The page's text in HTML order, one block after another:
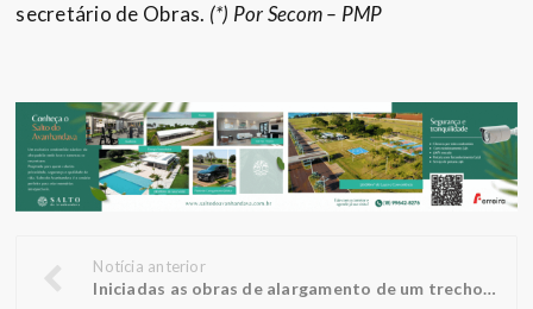
secretário de Obras. (*) Por Secom – PMP
Notícia anterior
Iniciadas as obras de alargamento de um trecho da avenida Adolpho Hecht